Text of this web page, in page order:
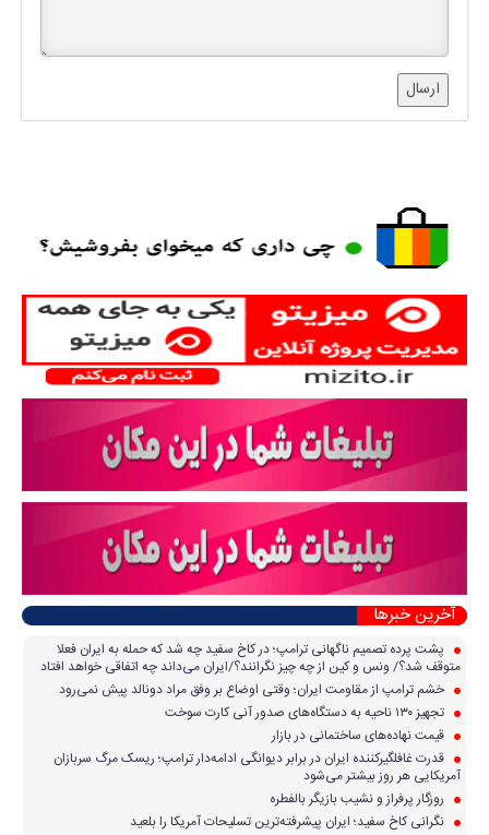
ارسال
آخرین خبرها
پشت پرده تصمیم ناگهانی ترامپ؛ در کاخ سفید چه شد که حمله به ایران فعلا
متوقف شد؟/ ونس و کین از چه چیز نگرانند؟/ایران می‌داند چه اتفاقی خواهد افتاد
خشم ترامپ از مقاومت ایران؛ وقتی اوضاع بر وفق مراد دونالد پیش نمی‌رود
تجهیز ۱۳۰ ناحیه به دستگاه‌های صدور آنی کارت سوخت
قیمت نهاده‌های ساختمانی در بازار
قدرت غافلگیرکننده ایران در برابر دیوانگی ادامه‌دار ترامپ؛ ریسک مرگ سربازان
آمریکایی هر روز بیشتر می‌شود
روزگار پرفراز و نشیب بازیگر بالفطره
نگرانی کاخ سفید؛ ایران پیشرفته‌ترین تسلیحات آمریکا را بلعید